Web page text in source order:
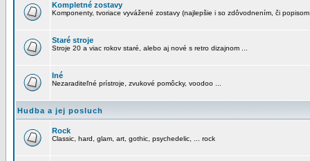
Kompletné zostavy
Komponenty, tvoriace vyvážené zostavy (najlepšie i so zdôvodnením, či
Staré stroje
Stroje 20 a viac rokov staré, alebo aj nové s retro dizajnom ...
Iné
Nezaraditeľné prístroje, zvukové pomôcky, voodoo ...
Hudba a jej posluch
Rock
Classic, hard, glam, art, gothic, psychedelic, ... rock